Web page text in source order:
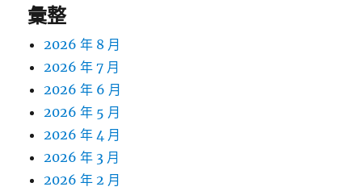
彙整
2026 年 8 月
2026 年 7 月
2026 年 6 月
2026 年 5 月
2026 年 4 月
2026 年 3 月
2026 年 2 月